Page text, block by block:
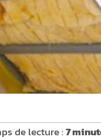
de lecture :7